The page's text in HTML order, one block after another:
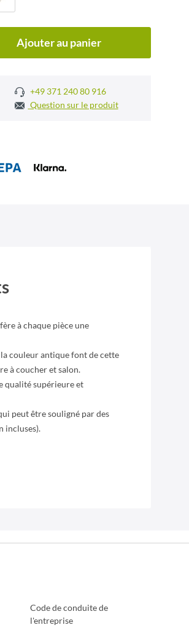
Ajouter au panier
+49 371 240 80 916
Question sur le produit
à chaque pièce une
couleur antique font de cette
à coucher et salon.
qualité supérieure et
peut être souligné par des
incluses).
Code de conduite de
l'entreprise